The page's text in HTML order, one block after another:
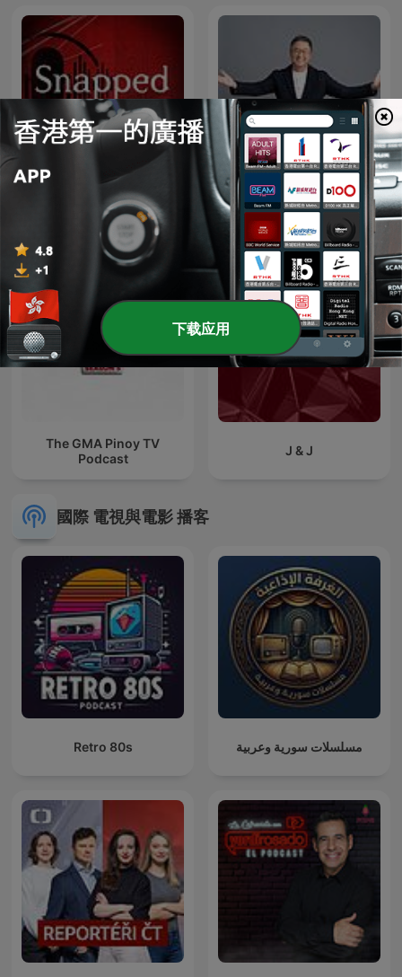
Snapped: Women Who
Murder
欸！我說到哪裡了？
The GMA Pinoy TV
Podcast
J & J
國際 電視與電影 播客
Retro 80s مسلسلات سورية وعربية
下载应用